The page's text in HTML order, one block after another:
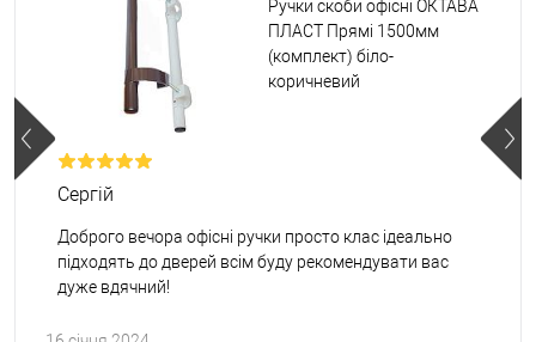
Ручки скоби офісні ОКТАВА
ПЛАСТ Прямі 1500мм
(комплект) біло-
коричневий
Сергій
Доброго вечора офісні ручки просто клас ідеально
підходять до дверей всім буду рекомендувати вас
дуже вдячний!